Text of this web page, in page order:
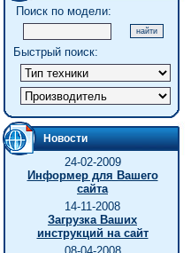
Поиск по модели:
Быстрый поиск:
Новости
24-02-2009
Информер для Вашего
сайта
14-11-2008
Загрузка Ваших
инструкций на сайт